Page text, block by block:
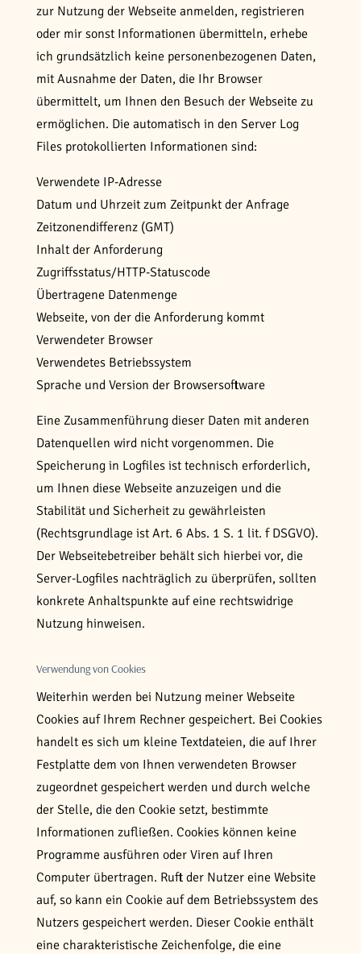
zur Nutzung der Webseite anmelden, registrieren
oder mir sonst Informationen übermitteln, erhebe
ich grundsätzlich keine personenbezogenen Daten,
mit Ausnahme der Daten, die Ihr Browser
übermittelt, um Ihnen den Besuch der Webseite zu
ermöglichen. Die automatisch in den Server Log
Files protokollierten Informationen sind:
Verwendete IP-Adresse
Datum und Uhrzeit zum Zeitpunkt der Anfrage
Zeitzonendifferenz (GMT)
Inhalt der Anforderung
Zugriffsstatus/HTTP-Statuscode
Übertragene Datenmenge
Webseite, von der die Anforderung kommt
Verwendeter Browser
Verwendetes Betriebssystem
Sprache und Version der Browsersoftware
Eine Zusammenführung dieser Daten mit anderen
Datenquellen wird nicht vorgenommen. Die
Speicherung in Logfiles ist technisch erforderlich,
um Ihnen diese Webseite anzuzeigen und die
Stabilität und Sicherheit zu gewährleisten
(Rechtsgrundlage ist Art. 6 Abs. 1 S. 1 lit. f DSGVO).
Der Webseitebetreiber behält sich hierbei vor, die
Server-Logfiles nachträglich zu überprüfen, sollten
konkrete Anhaltspunkte auf eine rechtswidrige
Nutzung hinweisen.
Verwendung von Cookies
Weiterhin werden bei Nutzung meiner Webseite
Cookies auf Ihrem Rechner gespeichert. Bei Cookies
handelt es sich um kleine Textdateien, die auf Ihrer
Festplatte dem von Ihnen verwendeten Browser
zugeordnet gespeichert werden und durch welche
der Stelle, die den Cookie setzt, bestimmte
Informationen zufließen. Cookies können keine
Programme ausführen oder Viren auf Ihren
Computer übertragen. Ruft der Nutzer eine Website
auf, so kann ein Cookie auf dem Betriebssystem des
Nutzers gespeichert werden. Dieser Cookie enthält
eine charakteristische Zeichenfolge, die eine